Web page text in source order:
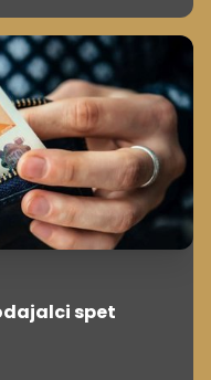
Določitev minimalne
posledično pomeni,
po novem v
spet